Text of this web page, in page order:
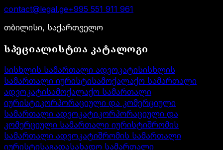
contact@legal.ge+995 551 911 961
თბილისი, საქართველო
სპეციალისტთა კატალოგი
სისხლის სამართალი ადვოკატისისხლის
სამართალი იურისტისამოქალაქო სამართალი
ადვოკატისამოქალაქო სამართალი
იურისტიკორპორაციული და კომერციული
სამართალი ადვოკატიკორპორაციული და
კომერციული სამართალი იურისტიშრომის
სამართალი ადვოკატიშრომის სამართალი
იურისტისაგადასახადო სამართალი